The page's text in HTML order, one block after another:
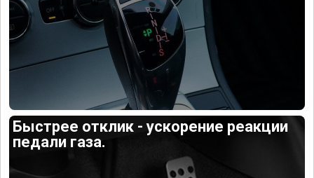
Быстрее отклик - ускорение реакции
педали газа.